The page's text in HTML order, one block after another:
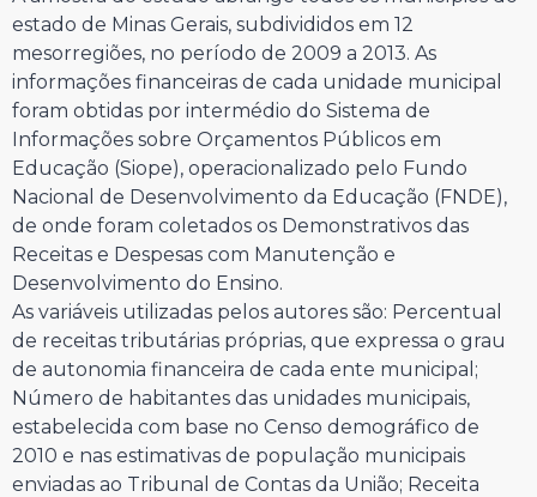
estado de Minas Gerais, subdivididos em 12
mesorregiões, no período de 2009 a 2013. As
informações financeiras de cada unidade municipal
foram obtidas por intermédio do Sistema de
Informações sobre Orçamentos Públicos em
Educação (Siope), operacionalizado pelo Fundo
Nacional de Desenvolvimento da Educação (FNDE),
de onde foram coletados os Demonstrativos das
Receitas e Despesas com Manutenção e
Desenvolvimento do Ensino.
As variáveis utilizadas pelos autores são: Percentual
de receitas tributárias próprias, que expressa o grau
de autonomia financeira de cada ente municipal;
Número de habitantes das unidades municipais,
estabelecida com base no Censo demográfico de
2010 e nas estimativas de população municipais
enviadas ao Tribunal de Contas da União; Receita